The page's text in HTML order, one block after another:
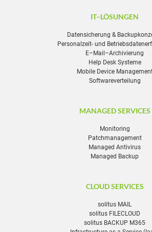
IT–LÖSUNGEN
Datensicherung &
Personalzeit- und
E–Mail–Archivierung
Help Desk Systeme
Mobile Device
Softwareverteilung
MANAGED SERVICES
Monitoring
Patchmanagement
Managed Antivirus
Managed Backup
CLOUD SERVICES
solitus MAIL
solitus FILECLOUD
solitus BACKUP M365